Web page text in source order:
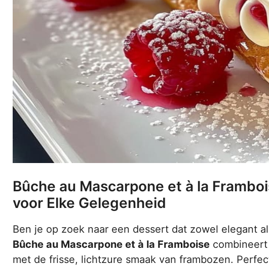
Bûche au Mascarpone et à la
voor Elke Gelegenheid
Ben je op zoek naar een dessert dat zowel elegant
Bûche au Mascarpone et à la Framboise
met de frisse, lichtzure smaak van frambozen.